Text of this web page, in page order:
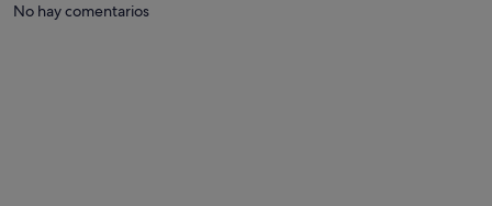
No hay comentarios